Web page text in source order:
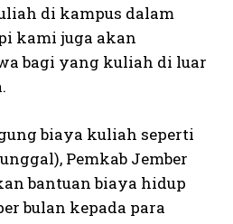
di kampus dalam
kami juga akan
bagi yang kuliah di luar
biaya kuliah seperti
Pemkab Jember
bantuan biaya hidup
bulan kepada para